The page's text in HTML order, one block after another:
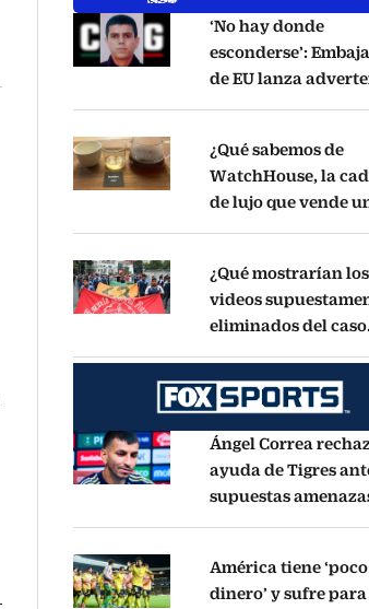
Opens in new window
‘No hay donde
esconderse’:
de EU lanza
Opens in new window
¿Qué sabemos de
WatchHouse, la
de lujo que vende
Opens in new window
¿Qué mostrarían los
videos
eliminados del caso
exintegrante del GIEI
Opens in new window
Ángel Correa
ayuda de Tigres
supuestas
América tiene ‘poco
dinero’ y sufre